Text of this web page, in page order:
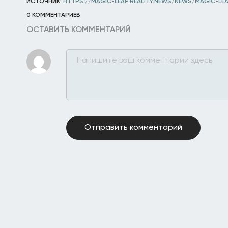
ИСТОЧНИК: HTTPS://MAGIC-LEAP.REALITY.NEWS/NEWS/MAGIC-
0 КОММЕНТАРИЕВ
ОСТАВИТЬ КОММЕНТАРИЙ